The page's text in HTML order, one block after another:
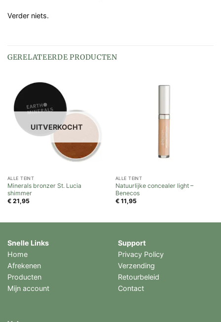
Verder niets.
GERELATEERDE PRODUCTEN
UITVERKOCHT
ALLE TEINT
Minerals bronzer St. Lucia
shimmer
€21,95
ALLE TEINT
Natuurlijke concealer light –
Benecos
€11,95
Snelle Links
Home
Afrekenen
Producten
Mijn account
Support
Privacy Policy
Verzending
Retourbeleid
Contact